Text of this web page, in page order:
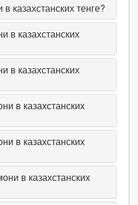
казахстанских тенге?
в казахстанских
в казахстанских
в казахстанских
в казахстанских
в казахстанских